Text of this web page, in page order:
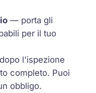
— porta gli
per il tuo
l'ispezione
completo. Puoi
obbligo.